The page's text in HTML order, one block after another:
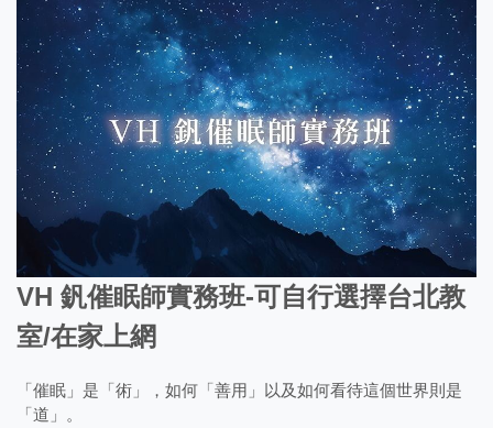
VH 釩催眠師實務班-可自行選擇台北教
室/在家上網
「催眠」是「術」，如何「善用」以及如何看待這個世界則是
「道」。